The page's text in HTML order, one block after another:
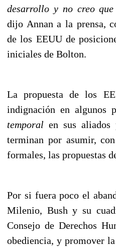
desarrollo y no creo que
dijo Annan a la prensa,
de los EEUU de
iniciales de Bolton.
La propuesta de los
indignación en algunos
temporal en sus aliados
terminan por asumir,
formales, las propuestas
Por si fuera poco el
Milenio, Bush y su
Consejo de Derechos
obediencia, y promover